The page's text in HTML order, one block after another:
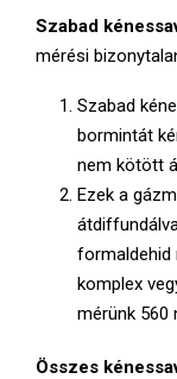
Szabad
mérési
Szabad
bormintát
nem kötött
Ezek a
formaldehid
komplex
mérünk 560
Összes